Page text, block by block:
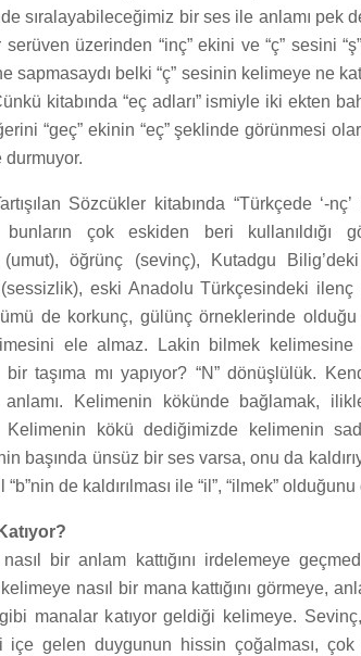
sıralayabileceğimiz bir ses ile anlamı pek
üzerinden “inç” ekini ve “ç” sesini
sapmasaydı belki “ç” sesinin kelimeye ne
kitabında “eç adları” ismiyle iki ekten
“geç” ekinin “eç” şeklinde görünmesi
durmuyor.
Sözcükler kitabında “Türkçede ‘-
çok eskiden beri kullanıldığı
öğrünç (sevinç), Kutadgu
eski Anadolu Türkçesindeki ilenç
de korkunç, gülünç örneklerinde olduğu
ele almaz. Lakin bilmek kelimesine
bir taşıma mı yapıyor? “N” dönüşlülük.
Kelimenin kökünde bağlamak,
kökü dediğimizde kelimenin
başında ünsüz bir ses varsa, onu da
de kaldırılması ile “il”, “ilmek”
bir anlam kattığını irdelemeye
nasıl bir mana kattığını görmeye,
manalar katıyor geldiği kelimeye.
gelen duygunun hissin çoğalması, çok